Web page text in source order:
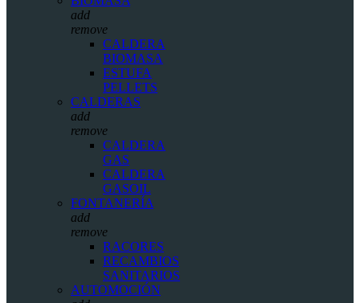
add
remove
CALDERA
BIOMASA
ESTUFA
PELLETS
CALDERAS
add
remove
CALDERA
GAS
CALDERA
GASOIL
FONTANERÍA
add
remove
RACORES
RECAMBIOS
SANITARIOS
AUTOMOCIÓN